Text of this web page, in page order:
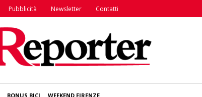
Pubblicità Newsletter Contatti
BONUS BICI WEEKEND FIRENZE